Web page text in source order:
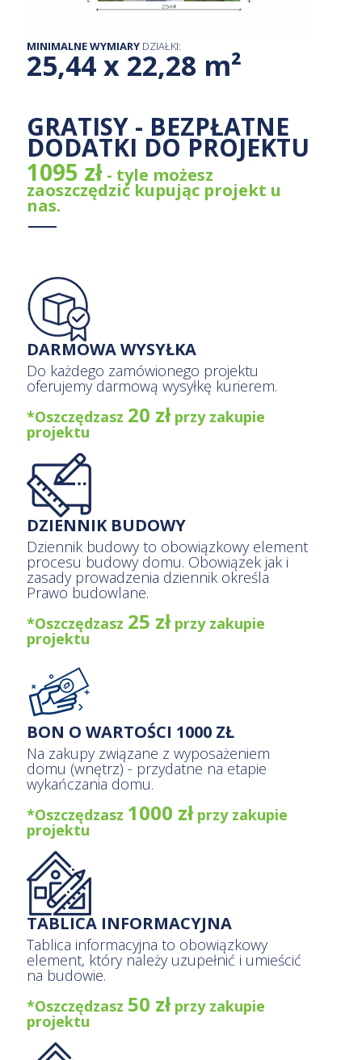
MINIMALNE WYMIARY DZIAŁKI:
25,44 x 22,28 m²
GRATISY - BEZPŁATNE
DODATKI DO PROJEKTU
1095 zł - tyle możesz
zaoszczędzić kupując projekt u
nas.
DARMOWA WYSYŁKA
Do każdego zamówionego projektu
oferujemy darmową wysyłkę kurierem.
*Oszczędzasz 20 złprzy zakupie
projektu
DZIENNIK BUDOWY
Dziennik budowy to obowiązkowy element
procesu budowy domu. Obowiązek jak i
zasady prowadzenia dziennik określa
Prawo budowlane.
*Oszczędzasz 25 złprzy zakupie
projektu
BON O WARTOŚCI 1000 ZŁ
Na zakupy związane z wyposażeniem
domu (wnętrz) - przydatne na etapie
wykańczania domu.
*Oszczędzasz 1000 złprzy zakupie
projektu
TABLICA INFORMACYJNA
Tablica informacyjna to obowiązkowy
element, który należy uzupełnić i umieścić
na budowie.
*Oszczędzasz 50 złprzy zakupie
projektu